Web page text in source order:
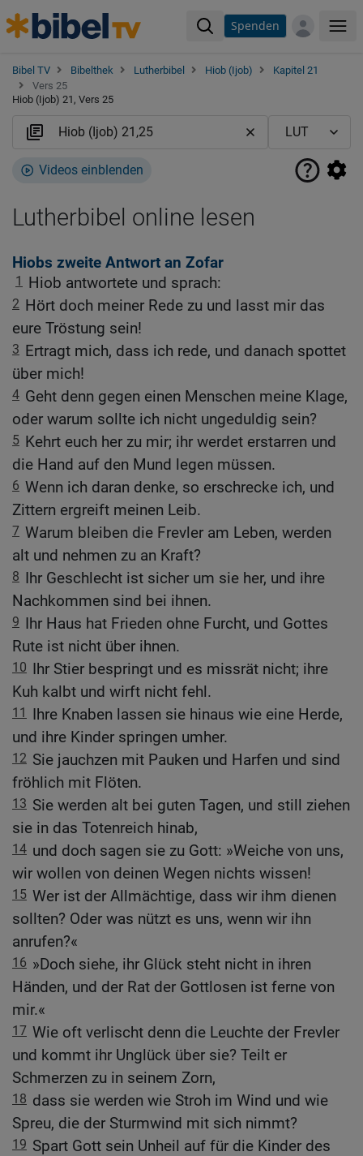
Spenden
Bibel TV Bibelthek Lutherbibel Hiob (Ijob)
Kapitel 21
Vers 25
Hiob (Ijob) 21, Vers 25
Videos einblenden
Lutherbibel online lesen
Hiobs zweite Antwort an Zofar
1 Hiob antwortete und sprach:
2 Hört doch meiner Rede zu und lasst mir das
eure Tröstung sein!
3 Ertragt mich, dass ich rede, und danach spottet
über mich!
4 Geht denn gegen einen Menschen meine Klage,
oder warum sollte ich nicht ungeduldig sein?
5 Kehrt euch her zu mir; ihr werdet erstarren und
die Hand auf den Mund legen müssen.
6 Wenn ich daran denke, so erschrecke ich, und
Zittern ergreift meinen Leib.
7 Warum bleiben die Frevler am Leben, werden
alt und nehmen zu an Kraft?
8 Ihr Geschlecht ist sicher um sie her, und ihre
Nachkommen sind bei ihnen.
9 Ihr Haus hat Frieden ohne Furcht, und Gottes
Rute ist nicht über ihnen.
10 Ihr Stier bespringt und es missrät nicht; ihre
Kuh kalbt und wirft nicht fehl.
11
Ihre Knaben lassen sie hinaus wie eine Herde,
und ihre Kinder springen umher.
12 Sie jauchzen mit Pauken und Harfen und sind
fröhlich mit Flöten.
13 Sie werden alt bei guten Tagen, und still ziehen
sie in das Totenreich hinab,
14 und doch sagen sie zu Gott: »Weiche von uns,
wir wollen von deinen Wegen nichts wissen!
15 Wer ist der Allmächtige, dass wir ihm dienen
sollten? Oder was nützt es uns, wenn wir ihn
anrufen?«
16 »Doch siehe, ihr Glück steht nicht in ihren
Händen, und der Rat der Gottlosen ist ferne von
mir.«
17 Wie oft verlischt denn die Leuchte der Frevler
und kommt ihr Unglück über sie? Teilt er
Schmerzen zu in seinem Zorn,
18 dass sie werden wie Stroh im Wind und wie
Spreu, die der Sturmwind mit sich nimmt?
19 Spart Gott sein Unheil auf für die Kinder des